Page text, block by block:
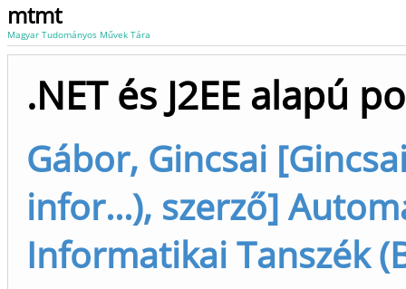
mtmt
Magyar Tudományos Művek Tára
.NET és J2EE alapú
Gábor, Gincsai
infor...), szerző]
Informatikai Tanszék